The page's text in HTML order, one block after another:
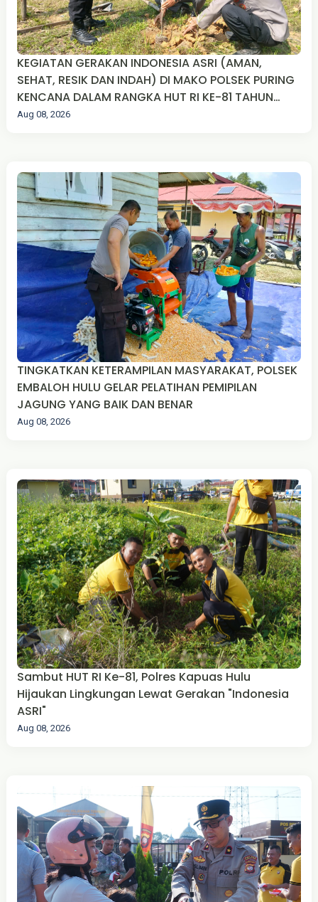
KEGIATAN GERAKAN INDONESIA ASRI (AMAN,
SEHAT, RESIK DAN INDAH) DI MAKO POLSEK PURING
KENCANA DALAM RANGKA HUT RI KE-81 TAHUN
2026
Aug 08, 2026
TINGKATKAN KETERAMPILAN MASYARAKAT, POLSEK
EMBALOH HULU GELAR PELATIHAN PEMIPILAN
JAGUNG YANG BAIK DAN BENAR
Aug 08, 2026
Sambut HUT RI Ke-81, Polres Kapuas Hulu
Hijaukan Lingkungan Lewat Gerakan "Indonesia
ASRI"
Aug 08, 2026